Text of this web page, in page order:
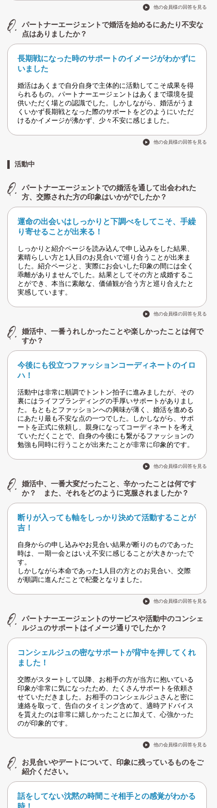
他の会員様の回答を見る
パートナーエージェントで婚活を始めるにあたり不安な
点はありましたか？
長期戦になった時のサポートのイメージがわかずに
いました
婚活はあくまで自分自身で主体的に活動してこそ成果を得
られるもの。パートナーエージェントはあくまで環境を提
供いただく場との認識でした。しかしながら、婚活がうま
くいかず長期戦となった際のサポートをどのようにいただ
けるかイメージが沸かず、少々不安に感じました。
他の会員様の回答を見る
活動中
パートナーエージェントでの婚活を通して出会われた
方、交際された方の印象はいかがでしたか？
運命の出会いはしっかりと下調べをしてこそ、手繰
り寄せることが出来る！
しっかりと紹介ページを読み込んで申し込みをした結果、
素晴らしい方と1人目のお見合いで巡り合うことが出来ま
した。紹介ページと、実際にお会いした印象の間には全く
乖離がありませんでした。結果としてその方と成婚するこ
とができ、本当に素敵な、価値観が合う方と巡り合えたと
実感しています。
他の会員様の回答を見る
婚活中、一番うれしかったことや楽しかったことは何で
すか？
今後にも役立つファッションコーディネートのイロ
ハ！
活動中は非常に順調でトントン拍子に進みましたが、その
裏にはライフブランディングの手厚いサポートがありまし
た。もともとファッションへの興味が薄く、婚活を進める
にあたり最も不安な点の一つでした。しかしながら、サポ
ートを正式に依頼し、親身になってコーディネートを考え
ていただくことで、自身の今後にも繋がるファッションの
勉強も同時に行うことが出来たことが非常に印象的です。
他の会員様の回答を見る
婚活中、一番大変だったこと、辛かったことは何です
か？ また、それをどのように克服されましたか？
断りが入っても軸をしっかり決めて活動することが
吉！
自身からの申し込みやお見合い結果が断りのものであった
時は、一期一会とはいえ不安に感じることが大きかったで
す。
しかしながら本命であった1人目の方とのお見合い、交際
が順調に進んだことで杞憂となりました。
他の会員様の回答を見る
パートナーエージェントのサービスや活動中のコンシェ
ルジュのサポートはイメージ通りでしたか？
コンシェルジュの密なサポートが背中を押してくれ
ました！
交際がスタートして以降、お相手の方が当方に抱いている
印象が非常に気になったため、たくさんサポートを依頼さ
せていただきました。お相手のコンシェルジュさんと密に
連絡を取って、告白のタイミング含めて、適時アドバイス
を貰えたのは非常に嬉しかったことに加えて、心強かった
のが印象的です。
他の会員様の回答を見る
お見合いやデートについて、印象に残っているものをご
紹介ください。
話をしてない沈黙の時間こそ相手との感覚がわかる